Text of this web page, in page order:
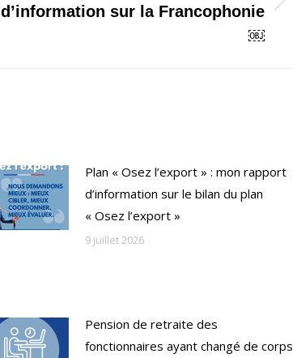
Onglet
d’information sur la Francophonie
￼
Plan « Osez l’export » : mon rapport
d’information sur le bilan du plan
« Osez l’export »
9 juillet 2026
Pension de retraite des
fonctionnaires ayant changé de corps